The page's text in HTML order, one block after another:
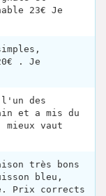
23€ Je
. Je
l'un des
et a mis du
vaut
très bons
bleu,
Prix corrects